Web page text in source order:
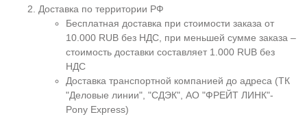
Доставка по территории РФ
Бесплатная доставка при стоимости заказа от
10.000 RUB без НДС, при меньшей сумме заказа –
стоимость доставки составляет 1.000 RUB без
НДС
Доставка транспортной компанией до адреса (ТК
"Деловые линии", "СДЭК", АО "ФРЕЙТ ЛИНК"-
Pony Express)